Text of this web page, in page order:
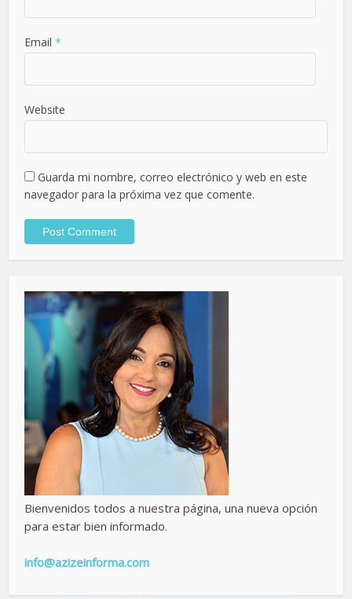
Email *
Website
Guarda mi nombre, correo electrónico y web en este
navegador para la próxima vez que comente.
Bienvenidos todos a nuestra página, una nueva opción
para estar bien informado.
info@azizeinforma.com